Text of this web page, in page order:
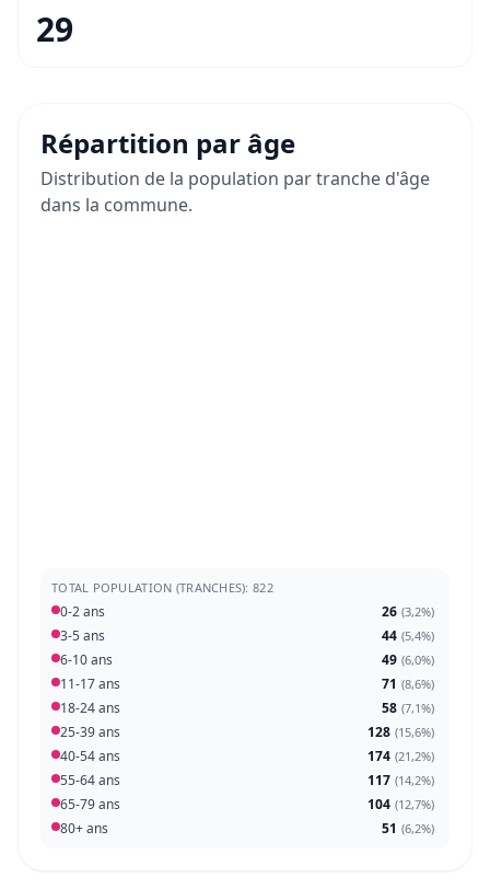
29
Répartition par âge
Distribution de la population par tranche d'âge
dans la commune.
TOTAL POPULATION (TRANCHES): 822
0-2 ans 26 (3,2%)
3-5 ans 44 (5,4%)
6-10 ans 49 (6,0%)
11-17 ans 71 (8,6%)
18-24 ans 58 (7,1%)
25-39 ans 128 (15,6%)
40-54 ans 174 (21,2%)
55-64 ans 117 (14,2%)
65-79 ans 104 (12,7%)
80+ ans 51 (6,2%)